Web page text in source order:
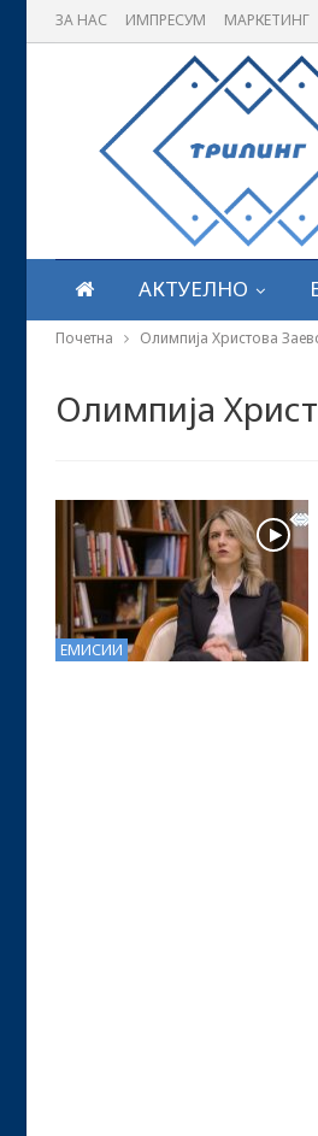
ЗА НАС ИМПРЕСУМ МАРКЕТИНГ
АКТУЕЛНО
Почетна Олимпија Христова
Олимпија
ЕМИСИИ